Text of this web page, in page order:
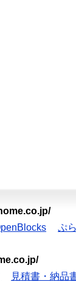
ぷ
見積書・納品